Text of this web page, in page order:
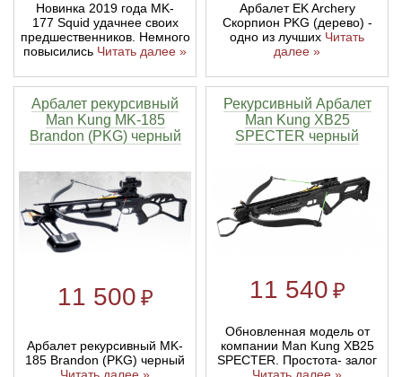
Новинка 2019 года MK-
177 Squid удачнее своих
предшественников. Немного
повысились Читать далее »
Арбалет EK Archery
Скорпион PKG (дерево) -
одно из лучших Читать
далее »
Арбалет рекурсивный
Man Kung MK-185
Brandon (PKG) черный
11 500 ₽
Арбалет рекурсивный MK-
185 Brandon (PKG) черный
Рекурсивный Арбалет
Man Kung XB25
SPECTER черный
11 540 ₽
Обновленная модель от
компании Man Kung XB25
SPECTER. Простота- залог